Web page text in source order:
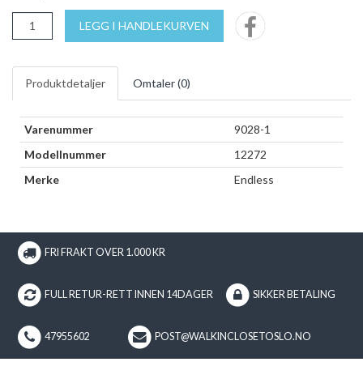
LEGG I HANDLEKURVEN
Produktdetaljer Omtaler (0)
Varenummer
9028-1
Modellnummer
12272
Merke
Endless
FRI FRAKT OVER 1.000 KR
FULL RETUR-RETT INNEN 14DAGER SIKKER BETALING
47955602 POST@WALKINCLOSETOSLO.NO